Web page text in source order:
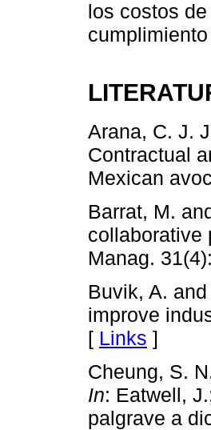
los costos
Arana, C. J.
Contractual
Mexican
Barrat, M.
collaborative
Manag.
Buvik, A.
improve
[ Links ]
Cheung, S.
In: Eatwell,
palgrave a